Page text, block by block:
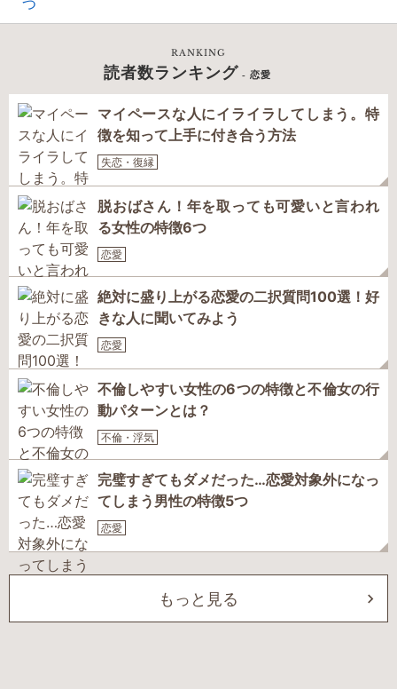
つ
RANKING
読者数ランキング - 恋愛
マイペースな人にイライラしてしまう。特
徴を知って上手に付き合う方法
失恋・復縁
脱おばさん！年を取っても可愛いと言われ
る女性の特徴6つ
恋愛
絶対に盛り上がる恋愛の二択質問100選！好
きな人に聞いてみよう
恋愛
不倫しやすい女性の6つの特徴と不倫女の行
動パターンとは？
不倫・浮気
完璧すぎてもダメだった…恋愛対象外になっ
てしまう男性の特徴5つ
恋愛
もっと見る